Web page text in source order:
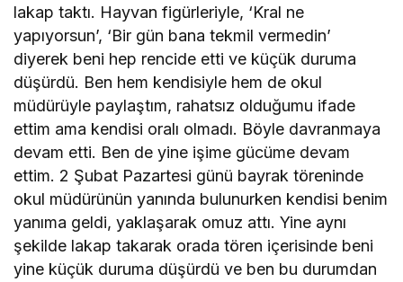
lakap taktı. Hayvan figürleriyle, ‘Kral ne
yapıyorsun’, ‘Bir gün bana tekmil vermedin’
diyerek beni hep rencide etti ve küçük duruma
düşürdü. Ben hem kendisiyle hem de okul
müdürüyle paylaştım, rahatsız olduğumu ifade
ettim ama kendisi oralı olmadı. Böyle davranmaya
devam etti. Ben de yine işime gücüme devam
ettim. 2 Şubat Pazartesi günü bayrak töreninde
okul müdürünün yanında bulunurken kendisi benim
yanıma geldi, yaklaşarak omuz attı. Yine aynı
şekilde lakap takarak orada tören içerisinde beni
yine küçük duruma düşürdü ve ben bu durumdan